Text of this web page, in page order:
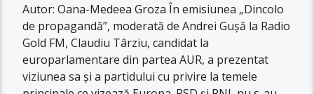
Autor: Oana-Medeea Groza În emisiunea „Dincolo
de propagandă”, moderată de Andrei Gușă la Radio
Gold FM, Claudiu Târziu, candidat la
europarlamentare din partea AUR, a prezentat
viziunea sa și a partidului cu privire la temele